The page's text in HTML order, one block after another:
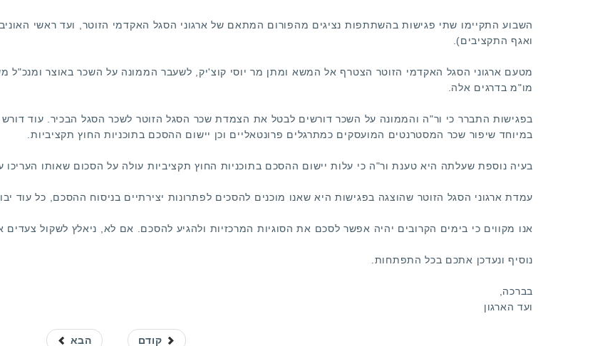
השבוע התקיימו שתי פגישות בהשתתפות נציגים מהפורום המתאם של ארגוני הסגל האקדמי הזוטר, ועד ראשי
ואגף התקציבים).
מטעם ארגוני הסגל האקדמי הזוטר הצטרף אל המשא ומתן מר יוסי קוצ'יק, לשעבר הממונה על השכר באוצר ומנכ"ל
מו"מ בדרגים אלה.
בפגישות התברר כי ור"ה והממונה על השכר דורשים לבטל את הצמדת שכר הסגל הזוטר לשכר הסגל הבכיר. עוד
במיוחד שיפור שכר המסטרנטים המועסקים כמתרגלים פרונטאליים וכן יישום ההסכם בתוכניות החוץ תקציביות.
בעיה נוספת שעלתה היא טענת ור"ה כי עלות יישום ההסכם בתוכניות החוץ תקציביות עולה על הסכום שאותו העריכו
עמדת ארגוני הסגל הזוטר שהוצגה בפגישות היא שאנו מוכנים להסכים לפתרונות יצירתיים בניסוח ההסכם, כל עוד
אנו מקווים כי בימים הקרובים יהיה אפשר לסכם את הסוגיות המרכזיות ולהגיע להסכם. אם לא, ניאלץ לשקול צעדים
נוסיף ונעדכן אתכם בכל התפתחות.
בברכה,
ועד הארגון
קודם הבא